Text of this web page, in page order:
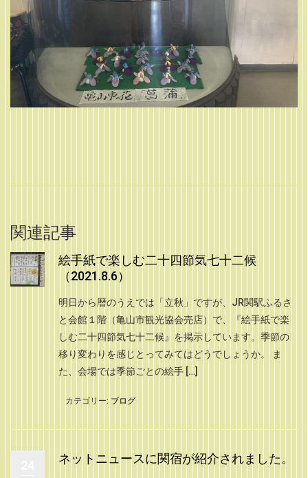
関連記事
絵手紙で楽しむ二十四節気七十二候
（2021.8.6）
明日から暦のうえでは「立秋」ですが、JR関駅ふるさ
と会館１階（亀山市観光協会売店）で、『絵手紙で楽
しむ二十四節気七十二候』を掲示しています。季節の
移り変わりを感じとってみてはどうでしょうか。 ま
た、会場では季節ごとの絵手 […]
カテゴリー: ブログ
ネットニュースに関宿が紹介されました。